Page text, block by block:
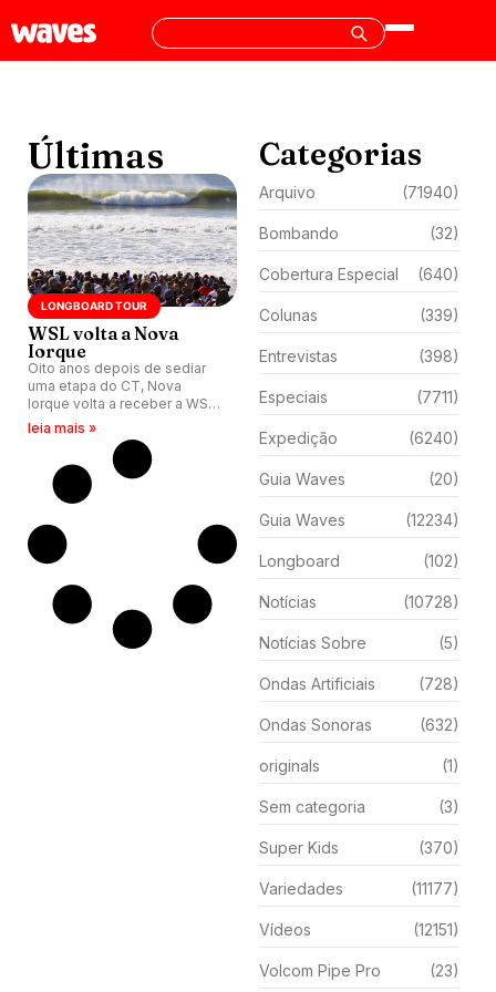
Últimas
LONGBOARD TOUR
WSL volta a Nova
Iorque
Oito anos depois de sediar
uma etapa do CT, Nova
Iorque volta a receber a WSL,
desta vez para o Mundial de
leia mais »
Categorias
Arquivo (71940)
Bombando (32)
Cobertura Especial (640)
Colunas (339)
Entrevistas (398)
Especiais (7711)
Expedição (6240)
Guia Waves (20)
Guia Waves (12234)
Longboard (102)
Notícias (10728)
Notícias Sobre (5)
Ondas Artificiais (728)
Ondas Sonoras (632)
originals (1)
Sem categoria (3)
Super Kids (370)
Variedades (11177)
Vídeos (12151)
Volcom Pipe Pro (23)